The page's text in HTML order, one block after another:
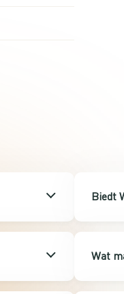
Biedt
Wat